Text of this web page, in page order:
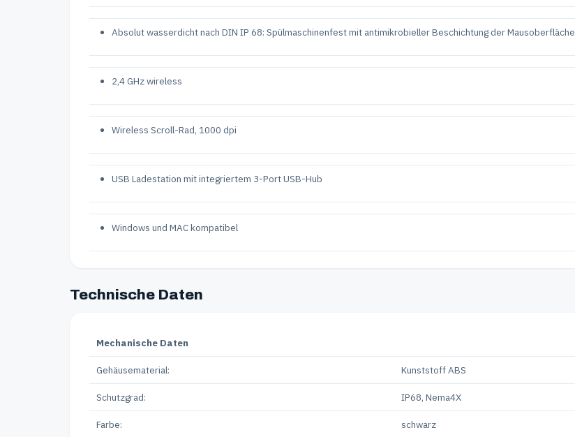
Absolut wasserdicht nach DIN IP 68: Spülmaschinenfest mit antimikrobieller Beschichtung der Mausoberfläche
2,4 GHz wireless
Wireless Scroll-Rad, 1000 dpi
USB Ladestation mit integriertem 3-Port USB-Hub
Windows und MAC kompatibel
Technische Daten
Mechanische Daten
Gehäusematerial: Kunststoff ABS
Schutzgrad: IP68, Nema4X
Farbe: schwarz